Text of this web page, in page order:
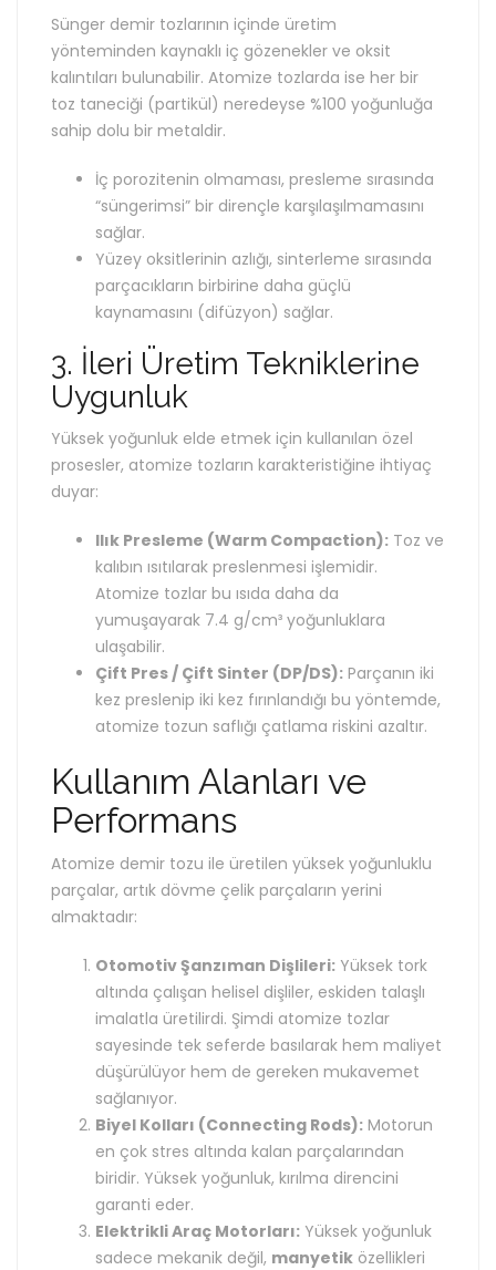
Sünger demir tozlarının içinde üretim
yönteminden kaynaklı iç gözenekler ve oksit
kalıntıları bulunabilir. Atomize tozlarda ise her bir
toz taneciği (partikül) neredeyse %100 yoğunluğa
sahip dolu bir metaldir.
İç porozitenin olmaması, presleme sırasında
“süngerimsi” bir dirençle karşılaşılmamasını
sağlar.
Yüzey oksitlerinin azlığı, sinterleme sırasında
parçacıkların birbirine daha güçlü
kaynamasını (difüzyon) sağlar.
3. İleri Üretim Tekniklerine
Uygunluk
Yüksek yoğunluk elde etmek için kullanılan özel
prosesler, atomize tozların karakteristiğine ihtiyaç
duyar:
Ilık Presleme (Warm Compaction): Toz ve
kalıbın ısıtılarak preslenmesi işlemidir.
Atomize tozlar bu ısıda daha da
yumuşayarak 7.4 g/cm³ yoğunluklara
ulaşabilir.
Çift Pres / Çift Sinter (DP/DS): Parçanın iki
kez preslenip iki kez fırınlandığı bu yöntemde,
atomize tozun saflığı çatlama riskini azaltır.
Kullanım Alanları ve
Performans
Atomize demir tozu ile üretilen yüksek yoğunluklu
parçalar, artık dövme çelik parçaların yerini
almaktadır:
Otomotiv Şanzıman Dişlileri: Yüksek tork
altında çalışan helisel dişliler, eskiden talaşlı
imalatla üretilirdi. Şimdi atomize tozlar
sayesinde tek seferde basılarak hem maliyet
düşürülüyor hem de gereken mukavemet
sağlanıyor.
Biyel Kolları (Connecting Rods): Motorun
en çok stres altında kalan parçalarından
biridir. Yüksek yoğunluk, kırılma direncini
garanti eder.
Elektrikli Araç Motorları: Yüksek yoğunluk
sadece mekanik değil, manyetik özellikleri